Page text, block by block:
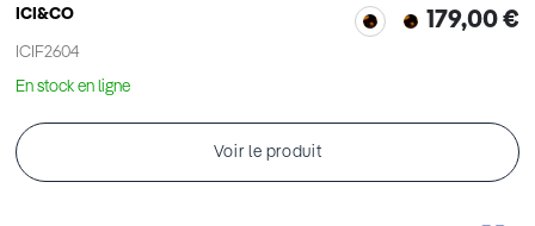
ICI&CO
ICIF2604
179,00 €
En stock en ligne
Voir le produit